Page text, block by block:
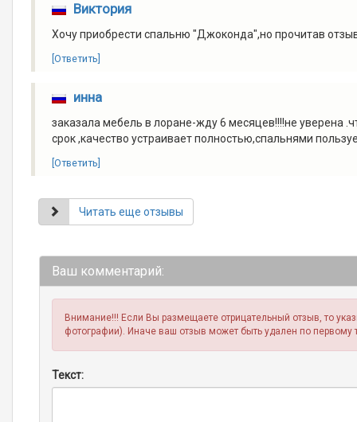
Виктория
Хочу приобрести спальню "Джоконда",но прочитав
[Ответить]
инна
заказала мебель в лоране-жду 6 месяцев!!!!не уверена
срок ,качество устраивает полностью,спальнями
[Ответить]
Читать еще отзывы
Ваш комментарий:
Внимание!!! Если Вы размещаете отрицательный отзыв, то
фотографии). Иначе ваш отзыв может быть удален по первому
Текст: